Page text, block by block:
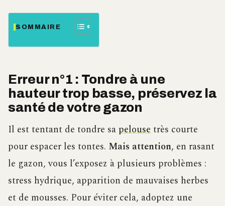
SOMMAIRE
Erreur n°1 : Tondre à une
hauteur trop basse, préservez la
santé de votre gazon
Il est tentant de tondre sa pelousetrès courte
pour espacer les tontes. Mais attention, en rasant
le gazon, vous l’exposez à plusieurs problèmes :
stress hydrique, apparition de mauvaises herbes
et de mousses. Pour éviter cela, adoptez une